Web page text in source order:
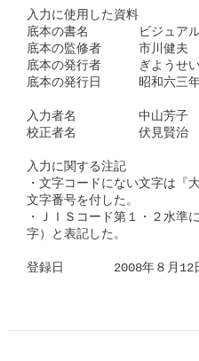
入力に使用した資料
底本の書名　　　　ビジ
底本の監修者　　
底本の発行者　　　ぎよう
底本の発行日　　　昭和六三
入力者名　　　　　中
校正者名　　　　　伏見賢
入力に関する注記
・文字コードにない文字は『
文字番号を付した。
・ＪＩＳコード第１・２水準
字）と表記した。
登録日　　　　2008年８